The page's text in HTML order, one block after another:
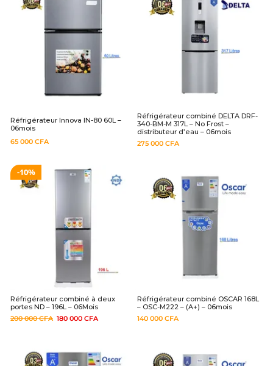
Réfrigérateur Innova IN-80 60L –
06mois
65 000 CFA
Réfrigérateur combiné DELTA DRF-
340-BM-M 317L – No Frost –
distributeur d’eau – 06mois
275 000 CFA
10%
Réfrigérateur combiné à deux
portes ND – 196L – 06Mois
200 000CFA 180 000 CFA
Réfrigérateur combiné OSCAR 168L
– OSC-M222 – (A+) – 06mois
140 000 CFA